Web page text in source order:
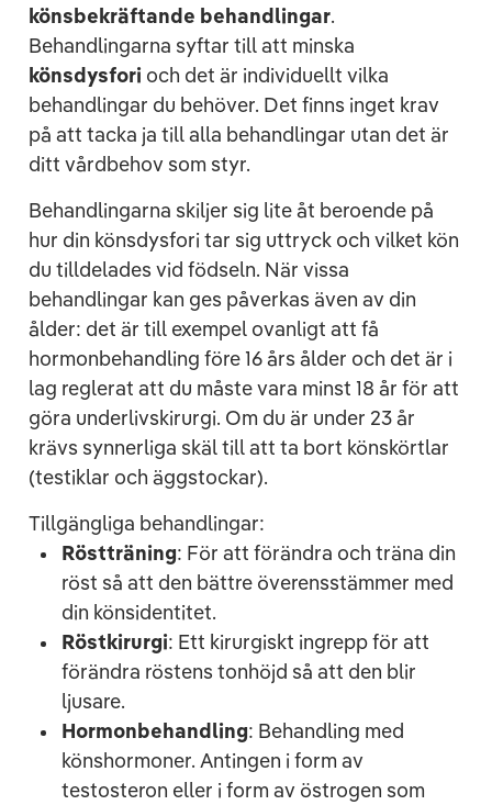
könsbekräftande behandlingar.
Behandlingarna syftar till att minska
könsdysfori och det är individuellt vilka
behandlingar du behöver. Det finns inget krav
på att tacka ja till alla behandlingar utan det är
ditt vårdbehov som styr.
Behandlingarna skiljer sig lite åt beroende på
hur din könsdysfori tar sig uttryck och vilket kön
du tilldelades vid födseln. När vissa
behandlingar kan ges påverkas även av din
ålder: det är till exempel ovanligt att få
hormonbehandling före 16 års ålder och det är i
lag reglerat att du måste vara minst 18 år för att
göra underlivskirurgi. Om du är under 23 år
krävs synnerliga skäl till att ta bort könskörtlar
(testiklar och äggstockar).
Tillgängliga behandlingar:
Röstträning: För att förändra och träna din
röst så att den bättre överensstämmer med
din könsidentitet.
Röstkirurgi: Ett kirurgiskt ingrepp för att
förändra röstens tonhöjd så att den blir
ljusare.
Hormonbehandling: Behandling med
könshormoner. Antingen i form av
testosteron eller i form av östrogen som